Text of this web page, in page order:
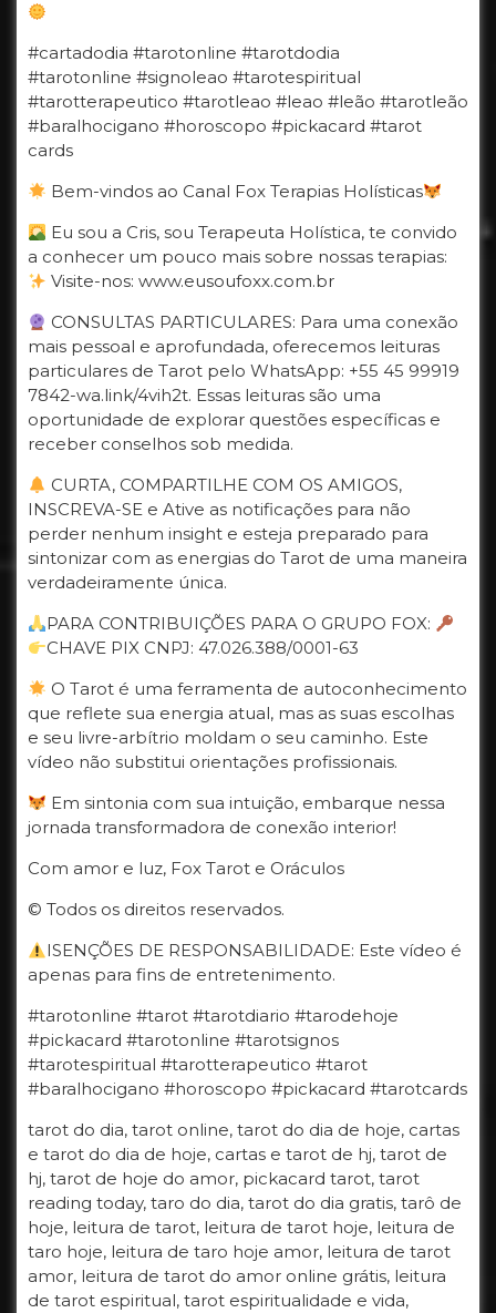
#cartadodia #tarotonline #tarotdodia
#tarotonline #signoleao #tarotespiritual
#tarotterapeutico #tarotleao #leao #leão #tarotleão
#baralhocigano #horoscopo #pickacard #tarot
cards
Bem-vindos ao Canal Fox Terapias Holísticas
Eu sou a Cris, sou Terapeuta Holística, te convido
a conhecer um pouco mais sobre nossas terapias:
Visite-nos: www.eusoufoxx.com.br
CONSULTAS PARTICULARES: Para uma conexão
mais pessoal e aprofundada, oferecemos leituras
particulares de Tarot pelo WhatsApp: +55 45 99919
7842-wa.link/4vih2t. Essas leituras são uma
oportunidade de explorar questões específicas e
receber conselhos sob medida.
CURTA, COMPARTILHE COM OS AMIGOS,
INSCREVA-SE e Ative as notificações para não
perder nenhum insight e esteja preparado para
sintonizar com as energias do Tarot de uma maneira
verdadeiramente única.
PARA CONTRIBUIÇÕES PARA O GRUPO FOX:
CHAVE PIX CNPJ: 47.026.388/0001-63
O Tarot é uma ferramenta de autoconhecimento
que reflete sua energia atual, mas as suas escolhas
e seu livre-arbítrio moldam o seu caminho. Este
vídeo não substitui orientações profissionais.
Em sintonia com sua intuição, embarque nessa
jornada transformadora de conexão interior!
Com amor e luz, Fox Tarot e Oráculos
© Todos os direitos reservados.
ISENÇÕES DE RESPONSABILIDADE: Este vídeo é
apenas para fins de entretenimento.
#tarotonline #tarot #tarotdiario #tarodehoje
#pickacard #tarotonline #tarotsignos
#tarotespiritual #tarotterapeutico #tarot
#baralhocigano #horoscopo #pickacard #tarotcards
tarot do dia, tarot online, tarot do dia de hoje, cartas
e tarot do dia de hoje, cartas e tarot de hj, tarot de
hj, tarot de hoje do amor, pickacard tarot, tarot
reading today, taro do dia, tarot do dia gratis, tarô de
hoje, leitura de tarot, leitura de tarot hoje, leitura de
taro hoje, leitura de taro hoje amor, leitura de tarot
amor, leitura de tarot do amor online grátis, leitura
de tarot espiritual, tarot espiritualidade e vida,